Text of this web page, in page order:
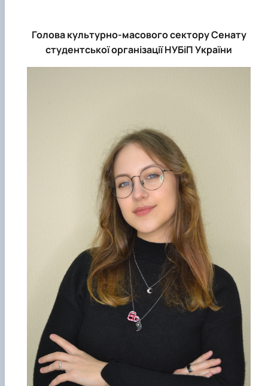
Голова культурно-масового сектору Сенату
студентської організації НУБіП України